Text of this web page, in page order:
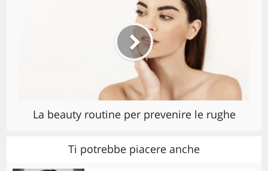
La beauty routine per prevenire le rughe
Ti potrebbe piacere anche